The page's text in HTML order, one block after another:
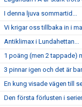
I denna ljuva sommartid...
Vi krigar oss tillbaka in i
Antiklimax i Lundahettan...
1 poäng (men 2 tappade)
3 pinnar igen och det är
En kung visade vägen till
Den första förlusten i